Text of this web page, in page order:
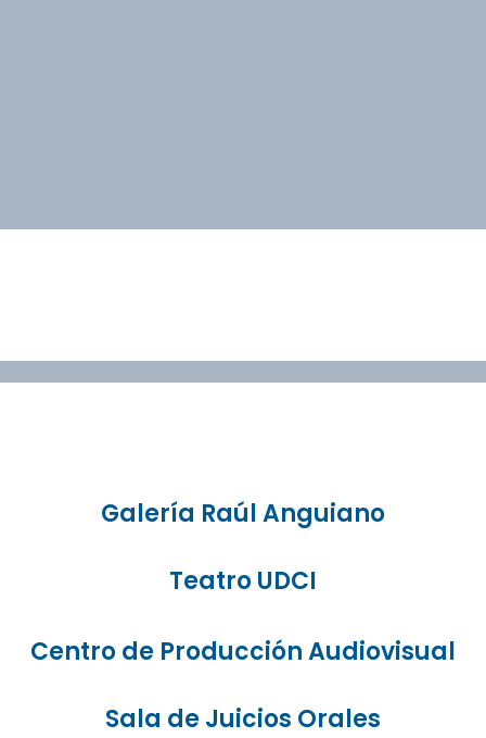
Galería Raúl Anguiano
Teatro UDCI
Centro de Producción Audiovisual
Sala de Juicios Orales